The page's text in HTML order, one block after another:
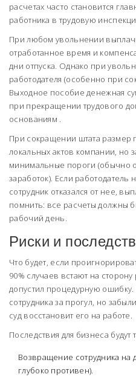
расчетах часто становится
работника в трудовую
При любом увольнении
отработанное время и
дни отпуска. Однако при
работодателя (особенно при
Выходное пособие денежная
при прекращении трудового
основаниям .
При сокращении штата размер
локальных актов компании, но
минимальные пороги (обычно
заработок). Если
сотрудник отказался от нее,
помнить: все расчеты должны
рабочий день.
Риски и
Что будет, если
90% случаев встают на
допустил процедурную
сотрудника за прогул, но
суд восстановит его на работе.
Последствия для бизнеса будут
Возвращение сотрудника на
глубоко противен).